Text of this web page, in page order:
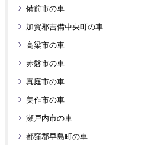
備前市の車
加賀郡吉備中央町の車
高梁市の車
赤磐市の車
真庭市の車
美作市の車
瀬戸内市の車
都窪郡早島町の車